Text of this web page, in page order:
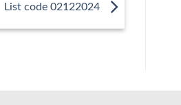
List code 02122024